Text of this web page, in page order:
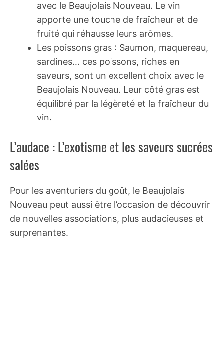
avec le Beaujolais Nouveau. Le vin
apporte une touche de fraîcheur et de
fruité qui réhausse leurs arômes.
Les poissons gras : Saumon, maquereau,
sardines… ces poissons, riches en
saveurs, sont un excellent choix avec le
Beaujolais Nouveau. Leur côté gras est
équilibré par la légèreté et la fraîcheur du
vin.
L’audace : L’exotisme et les saveurs sucrées
salées
Pour les aventuriers du goût, le Beaujolais
Nouveau peut aussi être l’occasion de découvrir
de nouvelles associations, plus audacieuses et
surprenantes.